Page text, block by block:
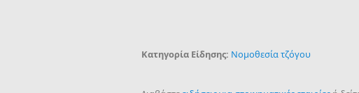
Κατηγορία Είδησης: Νομοθεσία τζόγου